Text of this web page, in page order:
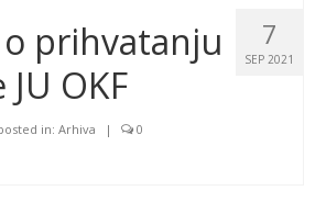
7
SEP 2021
prihvatanju
OKF
in: Arhiva | 0